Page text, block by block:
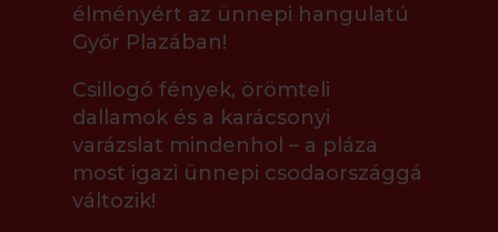
élményért az ünnepi hangulatú
Győr Plazában!
Csillogó fények, örömteli
dallamok és a karácsonyi
varázslat mindenhol – a pláza
most igazi ünnepi csodaországgá
változik!